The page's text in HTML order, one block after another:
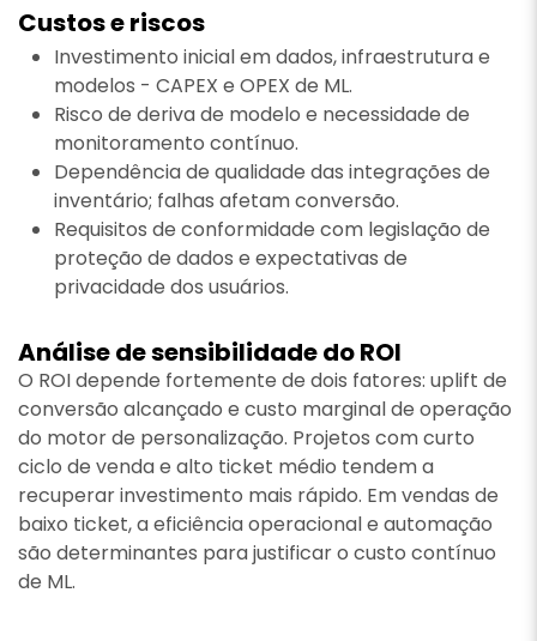
Custos e riscos
Investimento inicial em dados, infraestrutura e
modelos - CAPEX e OPEX de ML.
Risco de deriva de modelo e necessidade de
monitoramento contínuo.
Dependência de qualidade das integrações de
inventário; falhas afetam conversão.
Requisitos de conformidade com legislação de
proteção de dados e expectativas de
privacidade dos usuários.
Análise de sensibilidade do ROI
O ROI depende fortemente de dois fatores: uplift de
conversão alcançado e custo marginal de operação
do motor de personalização. Projetos com curto
ciclo de venda e alto ticket médio tendem a
recuperar investimento mais rápido. Em vendas de
baixo ticket, a eficiência operacional e automação
são determinantes para justificar o custo contínuo
de ML.